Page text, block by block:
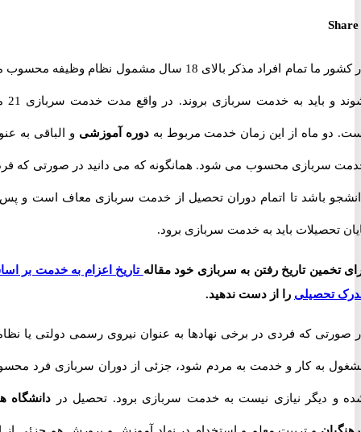
در کشور ما تمام افراد مذکر بالای 18 سال مشمول نظام وظیفه محسوب می
شوند و باید به خدمت سربازی بروند. در واقع مدت خدمت سربازی 21 ماه
ماه از این زمان خدمت مربوط بهدوره آموزشی و الباقی به عنوان
سربازی محسوب می شود. همانگونه که می دانید در صورتی که فردی
باشد تا اتمام دوران تحصیل از خدمت سربازی معاف است و پس از
تحصیلات باید به خدمت سربازی برود.
تاریخ رفتن به سربازی خود مقالهتاریخ اعزام به خدمت بر اساس
تحصیلیرا از دست ندهید.
که فردی در برخی نهادها به عنوان نیروی رسمی دولتی یا نظامی
به کار و خدمت به مردم شود، جزئی از دوران سربازی فرد محسوب
دیگر نیازی نیست به خدمت سربازی برود. تحصیل در دانشگاه های